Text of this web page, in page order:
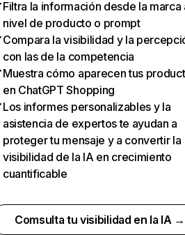
Filtra la información desde la marca
nivel de producto o prompt
Compara la visibilidad y la
con las de la competencia
Muestra cómo aparecen tus
en ChatGPT Shopping
Los informes personalizables y la
asistencia de expertos te ayudan a
proteger tu mensaje y a convertir la
visibilidad de la IA en crecimiento
cuantificable
Comsulta tu visibilidad en la IA →